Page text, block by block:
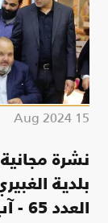
15 Aug 2024
نشرة
بلدية
العدد 65 - آب 2024